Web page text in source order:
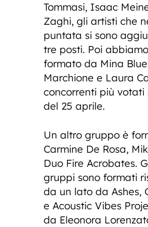
Tommasi, Isaac
Zaghi, gli artisti che
puntata si sono
tre posti. Poi
formato da Mina
Marchione e Laura
concorrenti più
del 25 aprile.
Un altro gruppo è
Carmine De Rosa,
Duo Fire Acrobates.
gruppi sono formati
da un lato da Ashes,
e Acoustic Vibes
da Eleonora